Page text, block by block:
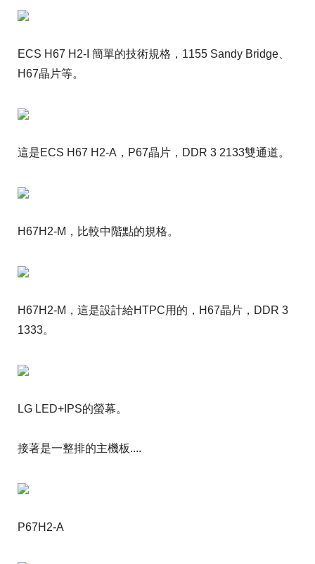
ECS H67 H2-I 簡單的技術規格，1155 Sandy Bridge、
H67晶片等。
這是ECS H67 H2-A，P67晶片，DDR 3 2133雙通道。
H67H2-M，比較中階點的規格。
H67H2-M，這是設計給HTPC用的，H67晶片，DDR 3
1333。
LG LED+IPS的螢幕。
接著是一整排的主機板....
P67H2-A